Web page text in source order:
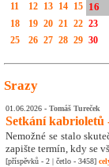
11
12 13 14 15 16
18 19 20 21 22 23
25
26 27 28 29 30
Srazy
01.06.2026 - Tomáš Tureček
Setkání kabrioletů
Nemožné se stalo
zapište termín, kdy se
[příspěvků - 2 | četlo - 3458]